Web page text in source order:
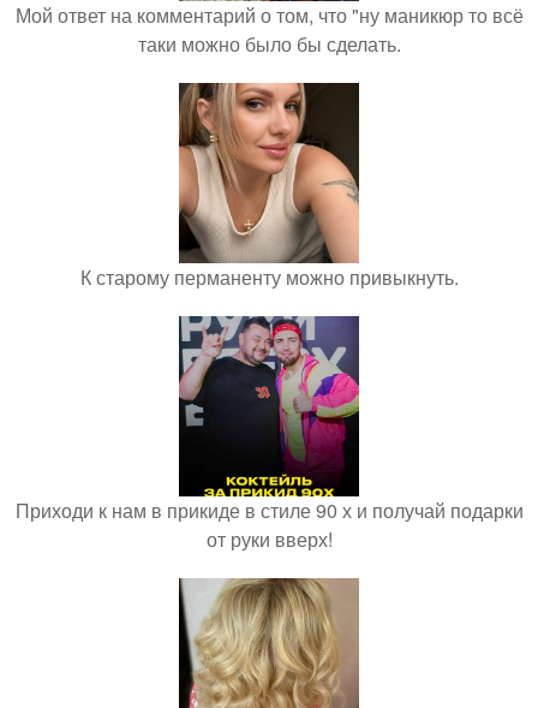
Мой ответ на комментарий о том, что "ну маникюр то всё
таки можно было бы сделать.
К старому перманенту можно привыкнуть.
Приходи к нам в прикиде в стиле 90 х и получай подарки
от руки вверх!